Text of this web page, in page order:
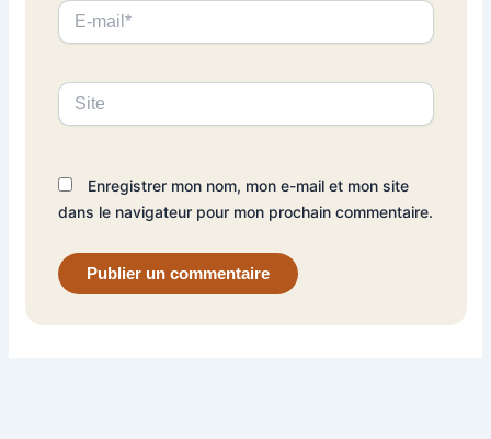
E-
mail*
Site
Enregistrer mon nom, mon e-mail et mon site
dans le navigateur pour mon prochain commentaire.